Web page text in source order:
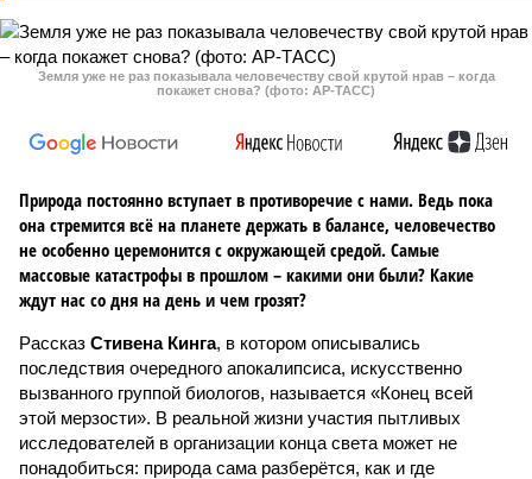
Земля уже не раз показывала человечеству свой крутой нрав – когда
покажет снова? (фото: АР-ТАСС)
Природа постоянно вступает в противоречие с нами. Ведь пока
она стремится всё на планете держать в балансе, человечество
не особенно церемонится с окружающей средой. Самые
массовые катастрофы в прошлом – какими они были? Какие
ждут нас со дня на день и чем грозят?
Рассказ Стивена Кинга, в котором описывались
последствия очередного апокалипсиса, искусственно
вызванного группой биологов, называется «Конец всей
этой мерзости». В реальной жизни участия пытливых
исследователей в организации конца света может не
понадобиться: природа сама разберётся, как и где